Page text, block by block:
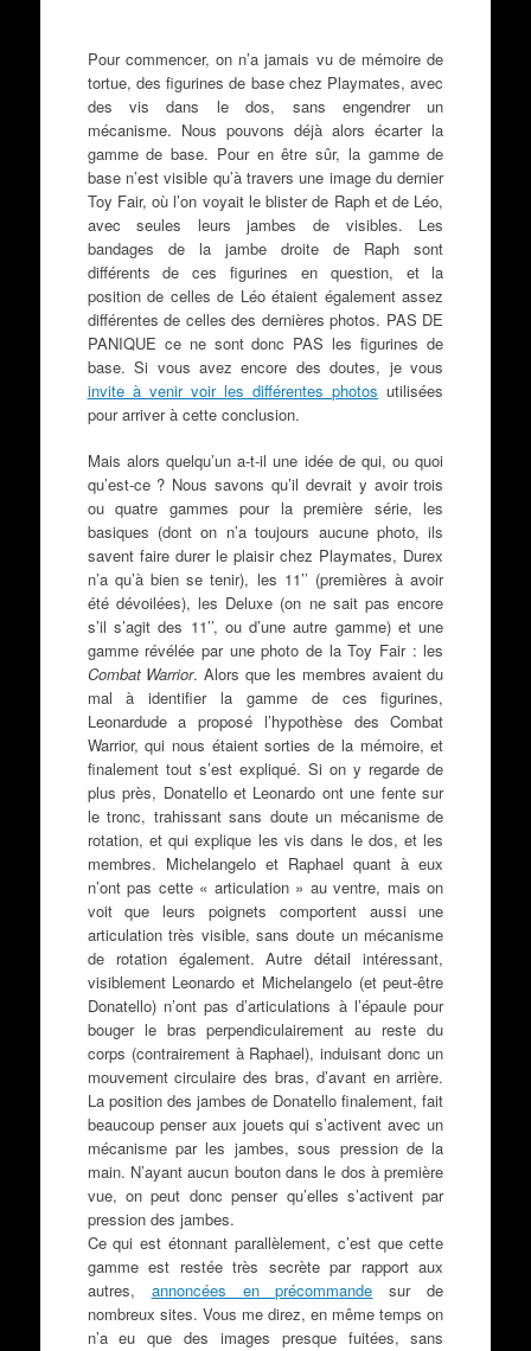
Pour commencer, on n’a jamais vu de mémoire de
tortue, des figurines de base chez Playmates, avec
des vis dans le dos, sans engendrer un
mécanisme. Nous pouvons déjà alors écarter la
gamme de base. Pour en être sûr, la gamme de
base n’est visible qu’à travers une image du dernier
Toy Fair, où l’on voyait le blister de Raph et de Léo,
avec seules leurs jambes de visibles. Les
bandages de la jambe droite de Raph sont
différents de ces figurines en question, et la
position de celles de Léo étaient également assez
différentes de celles des dernières photos. PAS DE
PANIQUE ce ne sont donc PAS les figurines de
base. Si vous avez encore des doutes, je vous
invite à venir voir les différentes photos utilisées
pour arriver à cette conclusion.
Mais alors quelqu’un a-t-il une idée de qui, ou quoi
qu’est-ce ? Nous savons qu’il devrait y avoir trois
ou quatre gammes pour la première série, les
basiques (dont on n’a toujours aucune photo, ils
savent faire durer le plaisir chez Playmates, Durex
n’a qu’à bien se tenir), les 11’’ (premières à avoir
été dévoilées), les Deluxe (on ne sait pas encore
s’il s’agit des 11’’, ou d’une autre gamme) et une
gamme révélée par une photo de la Toy Fair : les
Combat Warrior. Alors que les membres avaient du
mal à identifier la gamme de ces figurines,
Leonardude a proposé l’hypothèse des Combat
Warrior, qui nous étaient sorties de la mémoire, et
finalement tout s’est expliqué. Si on y regarde de
plus près, Donatello et Leonardo ont une fente sur
le tronc, trahissant sans doute un mécanisme de
rotation, et qui explique les vis dans le dos, et les
membres. Michelangelo et Raphael quant à eux
n’ont pas cette « articulation » au ventre, mais on
voit que leurs poignets comportent aussi une
articulation très visible, sans doute un mécanisme
de rotation également. Autre détail intéressant,
visiblement Leonardo et Michelangelo (et peut-être
Donatello) n’ont pas d’articulations à l’épaule pour
bouger le bras perpendiculairement au reste du
corps (contrairement à Raphael), induisant donc un
mouvement circulaire des bras, d’avant en arrière.
La position des jambes de Donatello finalement, fait
beaucoup penser aux jouets qui s’activent avec un
mécanisme par les jambes, sous pression de la
main. N’ayant aucun bouton dans le dos à première
vue, on peut donc penser qu’elles s’activent par
pression des jambes.
Ce qui est étonnant parallèlement, c’est que cette
gamme est restée très secrète par rapport aux
autres, annoncées en précommande sur de
nombreux sites. Vous me direz, en même temps on
n’a eu que des images presque fuitées, sans